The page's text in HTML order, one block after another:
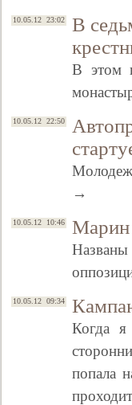
10.05.12 23:02
В
В этом
10.05.12 22:50
→
10.05.12 10:46 Марин
10.05.12 09:34
Когда я
попала